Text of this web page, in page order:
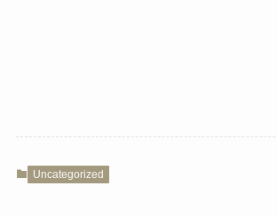
Uncategorized